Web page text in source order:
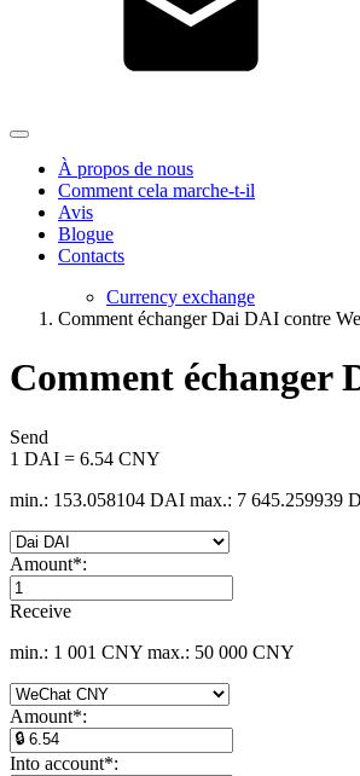
À propos de nous
Comment cela marche-t-il
Avis
Blogue
Contacts
Currency exchange
Comment échanger Dai DAI contre
Comment échanger
Send
1 DAI = 6.54 CNY
min.: 153.058104 DAI max.: 7 645.259939
Amount*:
Receive
min.: 1 001 CNY max.: 50 000 CNY
Amount*:
Into account*: